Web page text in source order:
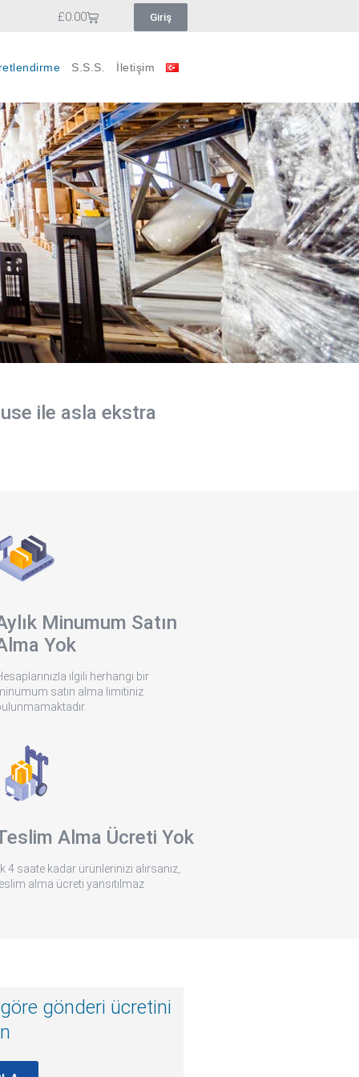
£0.00 Giriş
S.S.S. İletişim
ile asla ekstra
Minumum Satın
Yok
ilgili herhangi bir
satın alma limitiniz
Alma Ücreti Yok
4 saate kadar ürünlerinizi alırsanız,
alma ücreti yansıtılmaz
gönderi ücretini